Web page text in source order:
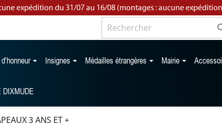
expédition du 31/07 au 16/08 (montages : aucune
Insignes Médailles étrangères Mairie
DIXMUDE
3 ANS ET +